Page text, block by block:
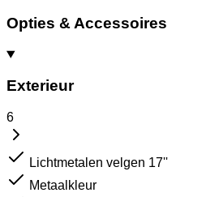
Opties & Accessoires
Exterieur
6
Lichtmetalen velgen 17''
Metaalkleur